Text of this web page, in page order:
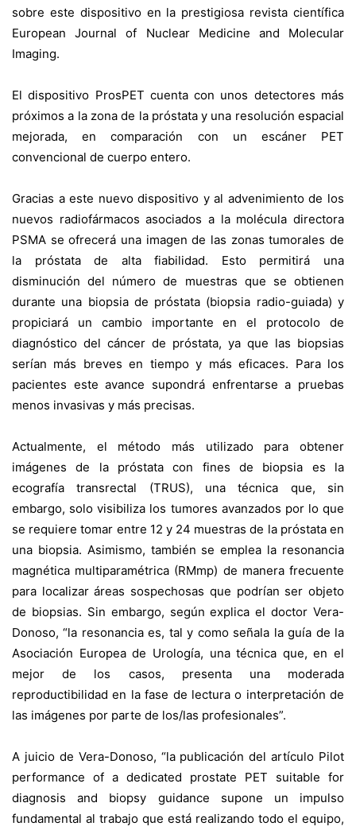
sobre este dispositivo en la prestigiosa revista científica
European Journal of Nuclear Medicine and Molecular
Imaging.
El dispositivo ProsPET cuenta con unos detectores más
próximos a la zona de la próstata y una resolución espacial
mejorada, en comparación con un escáner PET
convencional de cuerpo entero.
Gracias a este nuevo dispositivo y al advenimiento de los
nuevos radiofármacos asociados a la molécula directora
PSMA se ofrecerá una imagen de las zonas tumorales de
la próstata de alta fiabilidad. Esto permitirá una
disminución del número de muestras que se obtienen
durante una biopsia de próstata (biopsia radio-guiada) y
propiciará un cambio importante en el protocolo de
diagnóstico del cáncer de próstata, ya que las biopsias
serían más breves en tiempo y más eficaces. Para los
pacientes este avance supondrá enfrentarse a pruebas
menos invasivas y más precisas.
Actualmente, el método más utilizado para obtener
imágenes de la próstata con fines de biopsia es la
ecografía transrectal (TRUS), una técnica que, sin
embargo, solo visibiliza los tumores avanzados por lo que
se requiere tomar entre 12 y 24 muestras de la próstata en
una biopsia. Asimismo, también se emplea la resonancia
magnética multiparamétrica (RMmp) de manera frecuente
para localizar áreas sospechosas que podrían ser objeto
de biopsias. Sin embargo, según explica el doctor Vera-
Donoso, “la resonancia es, tal y como señala la guía de la
Asociación Europea de Urología, una técnica que, en el
mejor de los casos, presenta una moderada
reproductibilidad en la fase de lectura o interpretación de
las imágenes por parte de los/las profesionales”.
A juicio de Vera-Donoso, “la publicación del artículo Pilot
performance of a dedicated prostate PET suitable for
diagnosis and biopsy guidance supone un impulso
fundamental al trabajo que está realizando todo el equipo,